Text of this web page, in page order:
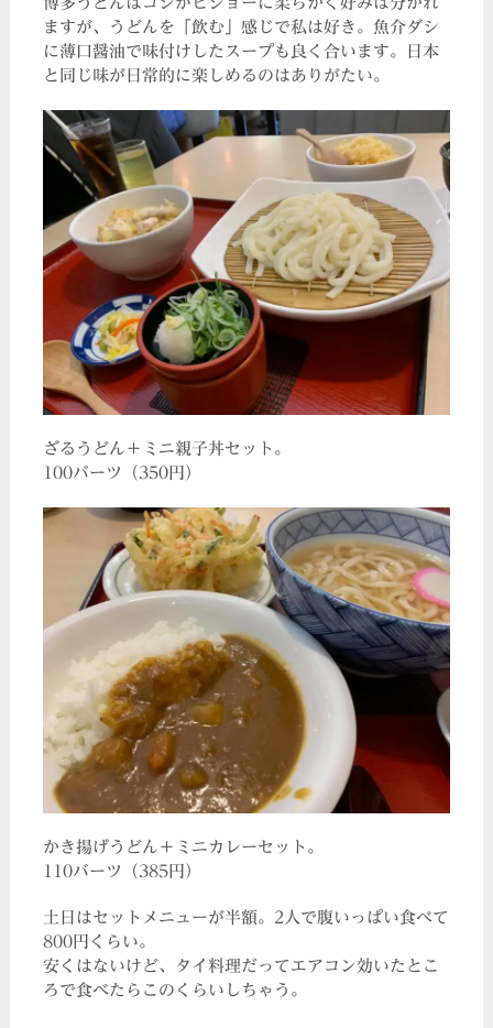
ますが、うどんを「飲む」感じで私は好き。魚介ダシ
に薄口醤油で味付けしたスープも良く合います。日本
と同じ味が日常的に楽しめるのはありがたい。
ざるうどん＋ミニ親子丼セット。
100バーツ（350円）
かき揚げうどん＋ミニカレーセット。
110バーツ（385円）
土日はセットメニューが半額。2人で腹いっぱい食べて
800円くらい。
安くはないけど、タイ料理だってエアコン効いたとこ
ろで食べたらこのくらいしちゃう。